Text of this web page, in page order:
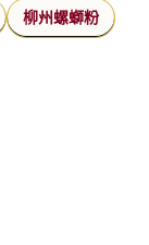
柳州螺螄粉